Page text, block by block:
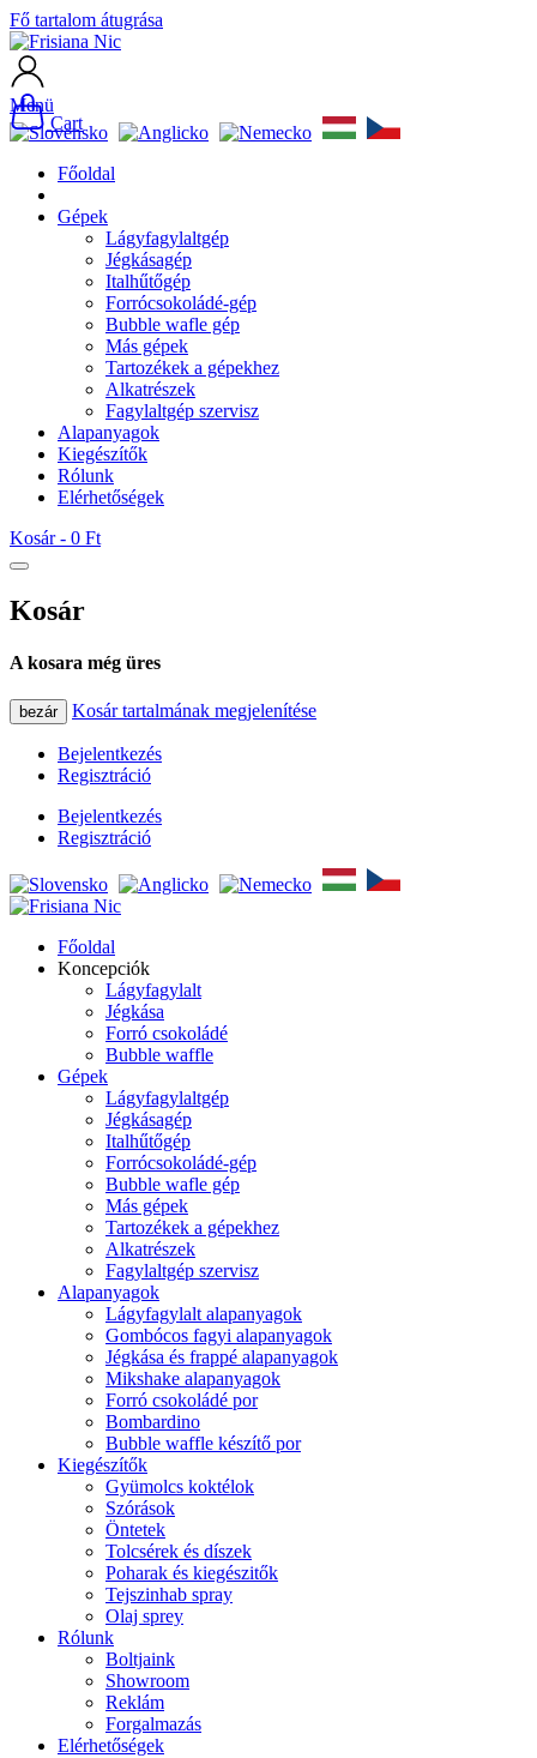
Fő tartalom átugrása
Cart
Menü
Főoldal
Gépek
Lágyfagylaltgép
Jégkásagép
Italhűtőgép
Forrócsokoládé-gép
Bubble wafle gép
Más gépek
Tartozékek a gépekhez
Alkatrészek
Fagylaltgép szervisz
Alapanyagok
Kiegészítők
Rólunk
Elérhetőségek
Kosár - 0 Ft
Kosár
A kosara még üres
bezár Kosár tartalmának megjelenítése
Bejelentkezés
Regisztráció
Bejelentkezés
Regisztráció
Főoldal
Koncepciók
Lágyfagylalt
Jégkása
Forró csokoládé
Bubble waffle
Gépek
Lágyfagylaltgép
Jégkásagép
Italhűtőgép
Forrócsokoládé-gép
Bubble wafle gép
Más gépek
Tartozékek a gépekhez
Alkatrészek
Fagylaltgép szervisz
Alapanyagok
Lágyfagylalt alapanyagok
Gombócos fagyi alapanyagok
Jégkása és frappé alapanyagok
Mikshake alapanyagok
Forró csokoládé por
Bombardino
Bubble waffle készítő por
Kiegészítők
Gyümolcs koktélok
Szórások
Öntetek
Tolcsérek és díszek
Poharak és kiegészitők
Tejszinhab spray
Olaj sprey
Rólunk
Boltjaink
Showroom
Reklám
Forgalmazás
Elérhetőségek